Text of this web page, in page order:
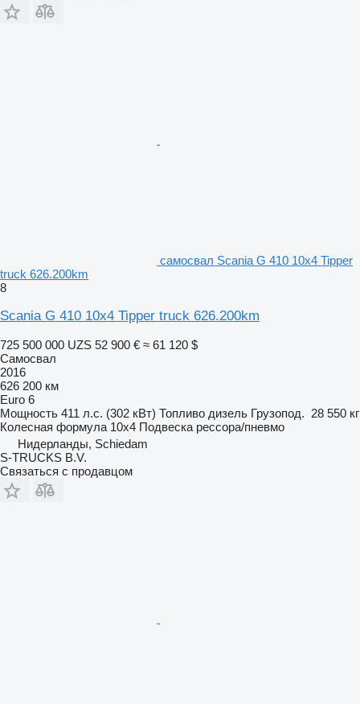
самосвал Scania G 410 10x4 Tipper
truck 626.200km
8
Scania G 410 10x4 Tipper truck 626.200km
725 500 000 UZS 52 900 € ≈ 61 120 $
Самосвал
2016
626 200 км
Euro 6
Мощность 411 л.с. (302 кВт) Топливо дизель Грузопод. 28 550 кг
Колесная формула 10x4 Подвеска рессора/пневмо
Нидерланды, Schiedam
S-TRUCKS B.V.
Связаться с продавцом